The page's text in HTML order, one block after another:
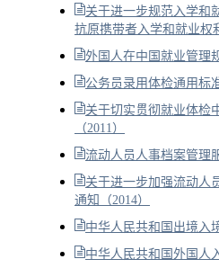
关于进一步规范入学和
抗原携带者入学和就业权
外国人在中国就业管理
公务员录用体检通用标
关于切实贯彻就业体检
（2011）
流动人员人事档案管理
关于进一步加强流动人
通知（2014）
中华人民共和国出境入
中华人民共和国外国人